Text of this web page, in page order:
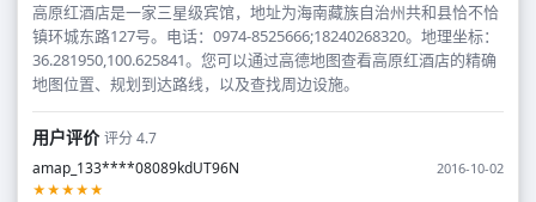
高原红酒店是一家三星级宾馆，地址为海南藏族自治州共和县恰不恰
镇环城东路127号。电话：0974-8525666;18240268320。地理坐标：
36.281950,100.625841。您可以通过高德地图查看高原红酒店的精确
地图位置、规划到达路线，以及查找周边设施。
用户评价评分 4.7
amap_133****08089kdUT96N
2016-10-02
★★★★★